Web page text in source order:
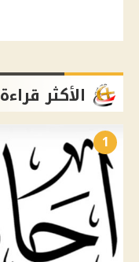
الأكثر قراءة
1